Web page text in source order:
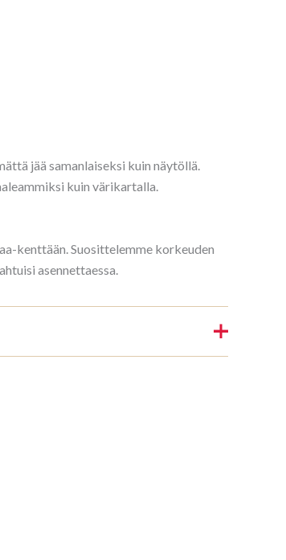
jää samanlaiseksi kuin näytöllä.
kuin värikartalla.
kenttään. Suosittelemme korkeuden
asennettaessa.
Mahagon”